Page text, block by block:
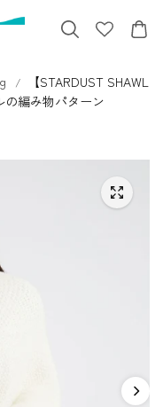
【STARDUST SHAWL
の編み物パターン